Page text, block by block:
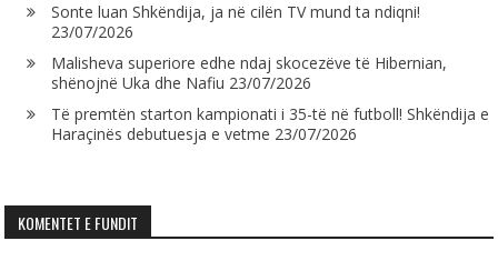
Sonte luan Shkëndija, ja në cilën TV mund ta ndiqni!
23/07/2026
Malisheva superiore edhe ndaj skocezëve të Hibernian,
shënojnë Uka dhe Nafiu 23/07/2026
Të premtën starton kampionati i 35-të në futboll! Shkëndija e
Haraçinës debutuesja e vetme 23/07/2026
KOMENTET E FUNDIT